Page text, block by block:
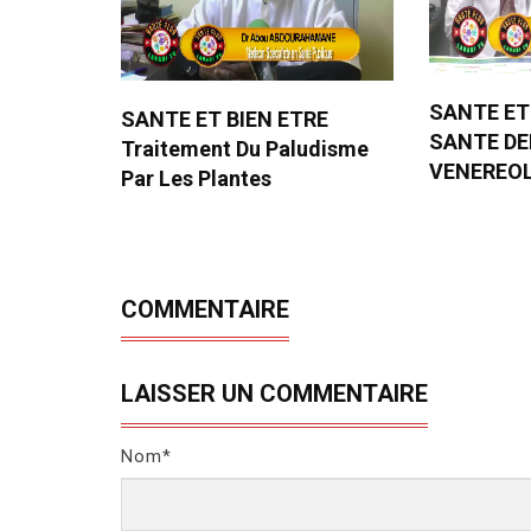
SANTE ET BIEN ETRE
Traitement Du Paludisme
Par Les Plantes
SANTE
SANTE
COMMENTAIRE
LAISSER UN COMMENTAIRE
Nom*